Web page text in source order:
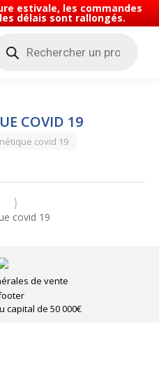
estivale, les commandes
délais sont rallongés.
COVID 19
covid 19
covid 19
de vente
capital de 50 000€